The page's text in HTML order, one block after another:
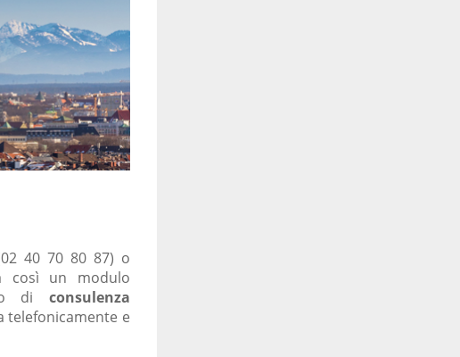
40 70 80 87) o
così un modulo
di consulenza
telefonicamente e